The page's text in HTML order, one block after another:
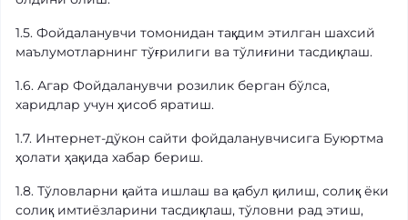
1.5. Фойдаланувчи томонидан тақдим этилган шахсий
маълумотларнинг тўғрилиги ва тўлиғини тасдиқлаш.
1.6. Агар Фойдаланувчи розилик берган бўлса,
харидлар учун ҳисоб яратиш.
1.7. Интернет-дўкон сайти фойдаланувчисига Буюртма
ҳолати ҳақида хабар бериш.
1.8. Тўловларни қайта ишлаш ва қабул қилиш, солиқ ёки
солиқ имтиёзларини тасдиқлаш, тўловни рад этиш,